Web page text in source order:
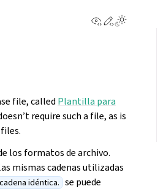
View this page
Edit this
file, called Plantilla para
require such a file, as is
los formatos de archivo.
mismas cadenas utilizadas
idéntica. se puede